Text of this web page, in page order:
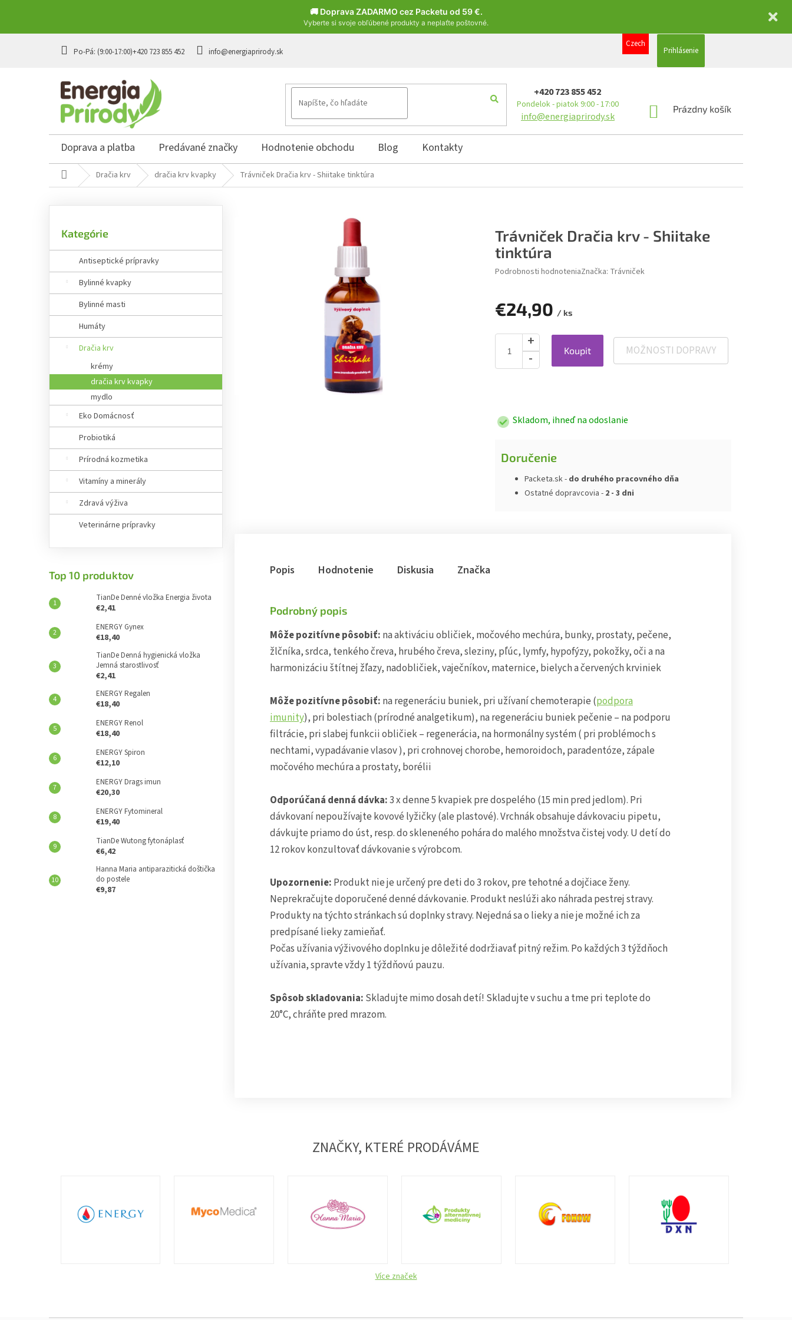
🚚 Doprava ZADARMO cez Packetu od 59 €.
Vyberte si svoje obľúbené produkty a neplaťte poštovné.
+420 723 855 452 info@energiaprirody.sk
Czech
Prihlásenie
+420 723 855 452
Pondelok - piatok 9:00 - 17:00
info@energiaprirody.sk
NÁKUPNÝ
Prázdny košík
Doprava a platba Predávané značky Hodnotenie obchodu Blog Kontakty
DomovDračia krv dračia krv kvapky Trávniček Dračia krv - Shiitake tinktúra
o
a
e
kategórie
Kategórie
Antiseptické prípravky
Bylinné kvapky
Bylinné masti
Humáty
Dračia krv
krémy
dračia krv kvapky
mydlo
Eko Domácnosť
Probiotiká
Prírodná kozmetika
Vitamíny a minerály
Zdravá výživa
Veterinárne prípravky
Top 10 produktov
TianDe Denné vložka Energia života
€2,41
ENERGY Gynex
€18,40
TianDe Denná hygienická vložka
Jemná starostlivosť
€2,41
ENERGY Regalen
€18,40
ENERGY Renol
€18,40
ENERGY Spiron
€12,10
ENERGY Drags imun
€20,30
ENERGY Fytomineral
€19,40
TianDe Wutong fytonáplasť
€6,42
Hanna Maria antiparazitická doštička
do postele
€9,87
Trávniček Dračia krv - Shiitake
tinktúra
Podrobnosti hodnoteniaZnačka: Trávniček
€24,90 / ks
Koupit MOŽNOSTI DOPRAVY
Skladom, ihneď na odoslanie
Doručenie
Packeta.sk - do druhého pracovného dňa
Ostatné dopravcovia - 2 - 3 dni
Popis Hodnotenie Diskusia Značka
Podrobný popis
Môže pozitívne pôsobiť: na aktiváciu obličiek, močového mechúra, bunky, prostaty, pečene,
žlčníka, srdca, tenkého čreva, hrubého čreva, sleziny, pľúc, lymfy, hypofýzy, pokožky, oči a na
harmonizáciu štítnej žľazy, nadobličiek, vaječníkov, maternice, bielych a červených krviniek
Môže pozitívne pôsobiť: na regeneráciu buniek, pri užívaní chemoterapie (podpora
imunity), pri bolestiach (prírodné analgetikum), na regeneráciu buniek pečenie – na podporu
filtrácie, pri slabej funkcii obličiek – regenerácia, na hormonálny systém ( pri problémoch s
nechtami, vypadávanie vlasov ), pri crohnovej chorobe, hemoroidoch, paradentóze, zápale
močového mechúra a prostaty, borélii
Odporúčaná denná dávka:3 x denne 5 kvapiek pre dospelého (15 min pred jedlom). Pri
dávkovaní nepoužívajte kovové lyžičky (ale plastové). Vrchnák obsahuje dávkovaciu pipetu,
dávkujte priamo do úst, resp. do skleneného pohára do malého množstva čistej vody. U detí do
12 rokov konzultovať dávkovanie s výrobcom.
Upozornenie: Produkt nie je určený pre deti do 3 rokov, pre tehotné a dojčiace ženy.
Neprekračujte doporučené denné dávkovanie. Produkt neslúži ako náhrada pestrej stravy.
Produkty na týchto stránkach sú doplnky stravy. Nejedná sa o lieky a nie je možné ich za
predpísané lieky zamieňať.
Počas užívania výživového doplnku je dôležité dodržiavať pitný režim. Po každých 3 týždňoch
užívania, spravte vždy 1 týždňovú pauzu.
Spôsob skladovania: Skladujte mimo dosah detí! Skladujte v suchu a tme pri teplote do
20°C, chráňte pred mrazom.
ZNAČKY, KTERÉ PRODÁVÁME
Více značek